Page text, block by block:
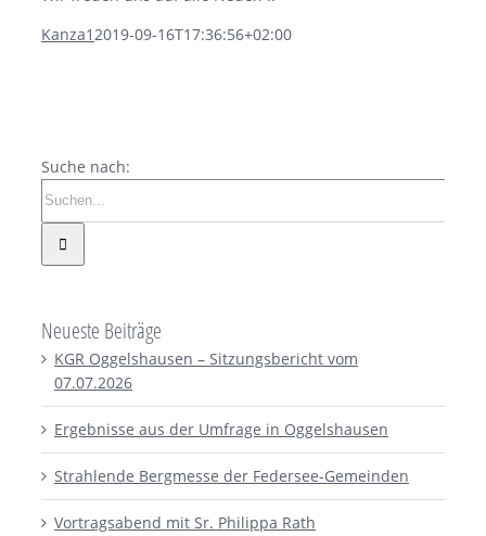
Kanza1 2019-09-16T17:36:56+02:00
Suche nach:
Neueste Beiträge
KGR Oggelshausen – Sitzungsbericht vom
07.07.2026
Ergebnisse aus der Umfrage in Oggelshausen
Strahlende Bergmesse der Federsee-Gemeinden
Vortragsabend mit Sr. Philippa Rath